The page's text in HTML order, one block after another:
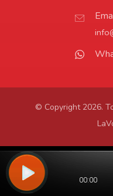
© Copyright 2026.
Desarrollado por